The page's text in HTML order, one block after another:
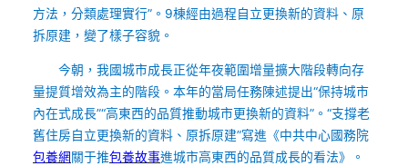
方法，分類處理實行”。9棟經由過程自立更換新的資料、原
拆原建，變了樣子容貌。
今朝，我國城市成長正從年夜範圍增量擴大階段轉向存
量提質增效為主的階段。本年的當局任務陳述提出“保持城市
內在式成長”“高東西的品質推動城市更換新的資料”。“支撐老
舊住房自立更換新的資料、原拆原建”寫進《中共中心國務院
包養網 關于推包養故事進城市高東西的品質成長的看法》。